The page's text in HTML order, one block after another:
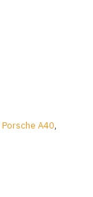
Porsche A40,